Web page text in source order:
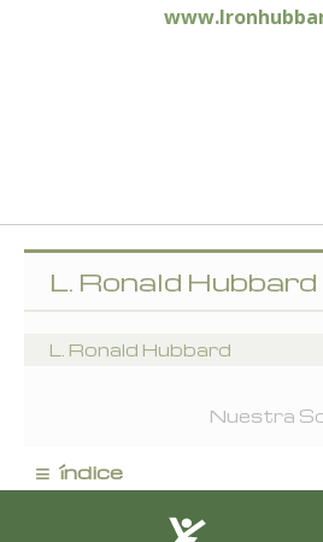
L. Ronald Hubbard
L. Ronald Hubbard
Nuestra
≡ índice